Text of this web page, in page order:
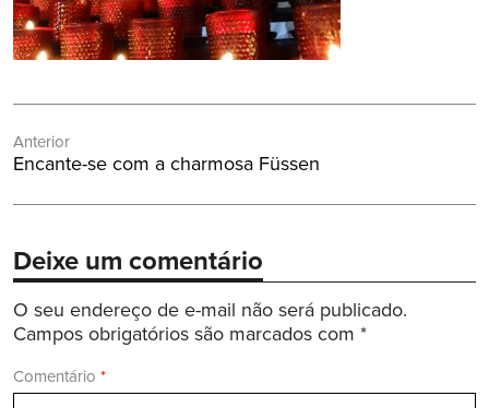
de
Anterior
Post
Encante-se com a charmosa Füssen
Deixe um comentário
O seu endereço de e-mail não será publicado.
Campos obrigatórios são marcados com *
Comentário *